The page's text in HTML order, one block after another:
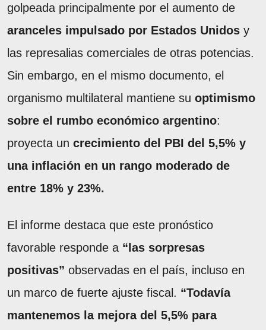
golpeada principalmente por el aumento de
aranceles impulsado por Estados Unidos y
las represalias comerciales de otras potencias.
Sin embargo, en el mismo documento, el
organismo multilateral mantiene su optimismo
sobre el rumbo económico argentino:
proyecta un crecimiento del PBI del 5,5% y
una inflación en un rango moderado de
entre 18% y 23%.
El informe destaca que este pronóstico
favorable responde a “las sorpresas
positivas” observadas en el país, incluso en
un marco de fuerte ajuste fiscal. “Todavía
mantenemos la mejora del 5,5% para